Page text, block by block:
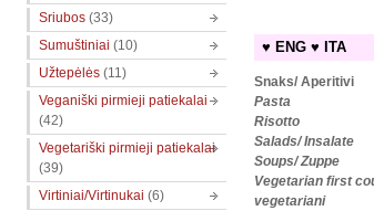
♥ ENG ♥ ITA
Snaks/ Aperitivi
Pasta
Risotto
Salads/ Insalate
Soups/ Zuppe
Vegetarian first
vegetariani
Sriubos (33)
Sumuštiniai (10)
Užtepėlės (11)
Veganiški pirmieji patiekalai
(42)
Vegetariški pirmieji patiekalai
(39)
Virtiniai/Virtinukai (6)